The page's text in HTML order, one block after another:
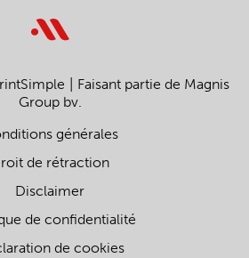
Faisant partie de Magnis
Group bv.
générales
de rétraction
Disclaimer
de confidentialité
de cookies